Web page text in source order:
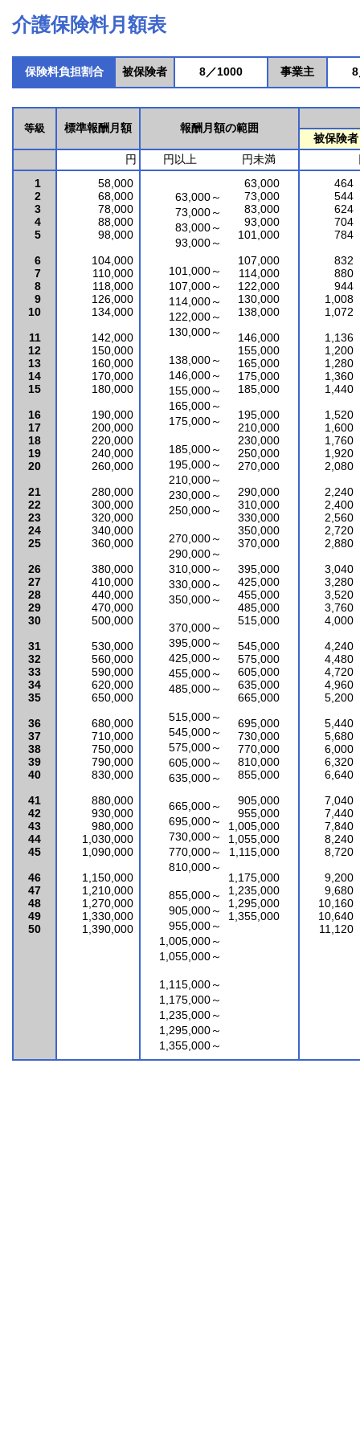
介護保険料月額表
保険料負担割合 被保険者 8／1000 事業主
等級 標準報酬月額
報酬月額の範囲
被保険者
円
円以上 円未満
1
2
3
4
5
6
7
8
9
10
11
12
13
14
15
16
17
18
19
20
21
22
23
24
25
26
27
28
29
30
31
32
33
34
35
36
37
38
39
40
41
42
43
44
45
46
47
48
49
50
58,000
68,000
78,000
88,000
98,000
104,000
110,000
118,000
126,000
134,000
142,000
150,000
160,000
170,000
180,000
190,000
200,000
220,000
240,000
260,000
280,000
300,000
320,000
340,000
360,000
380,000
410,000
440,000
470,000
500,000
530,000
560,000
590,000
620,000
650,000
680,000
710,000
750,000
790,000
830,000
880,000
930,000
980,000
1,030,000
1,090,000
1,150,000
1,210,000
1,270,000
1,330,000
1,390,000
63,000～
73,000～
83,000～
93,000～
101,000～
107,000～
114,000～
122,000～
130,000～
138,000～
146,000～
155,000～
165,000～
175,000～
185,000～
195,000～
210,000～
230,000～
250,000～
270,000～
290,000～
310,000～
330,000～
350,000～
370,000～
395,000～
425,000～
455,000～
485,000～
515,000～
545,000～
575,000～
605,000～
635,000～
665,000～
695,000～
730,000～
770,000～
810,000～
855,000～
905,000～
955,000～
1,005,000～
1,055,000～
1,115,000～
1,175,000～
1,235,000～
1,295,000～
1,355,000～
63,000
73,000
83,000
93,000
101,000
107,000
114,000
122,000
130,000
138,000
146,000
155,000
165,000
175,000
185,000
195,000
210,000
230,000
250,000
270,000
290,000
310,000
330,000
350,000
370,000
395,000
425,000
455,000
485,000
515,000
545,000
575,000
605,000
635,000
665,000
695,000
730,000
770,000
810,000
855,000
905,000
955,000
1,005,000
1,055,000
1,115,000
1,175,000
1,235,000
1,295,000
1,355,000
464
544
624
704
784
832
880
944
1,008
1,072
1,136
1,200
1,280
1,360
1,440
1,520
1,600
1,760
1,920
2,080
2,240
2,400
2,560
2,720
2,880
3,040
3,280
3,520
3,760
4,000
4,240
4,480
4,720
4,960
5,200
5,440
5,680
6,000
6,320
6,640
7,040
7,440
7,840
8,240
8,720
9,200
9,680
10,160
10,640
11,120